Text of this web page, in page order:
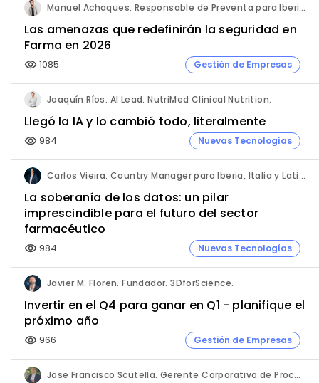
Manuel Achaques. Responsable de Preventa para Iberia, Italia y Latinoamérica. Hornetsecurity.
Las amenazas que redefinirán la seguridad en
Farma en 2026
visibility 1085 Gestión de Empresas
Joaquín Ríos. AI Lead. NutriMed Clinical Nutrition.
Llegó la IA y lo cambió todo, literalmente
visibility 984 Nuevas Tecnologías
Carlos Vieira. Country Manager para Iberia, Italia y Latinoamérica. Hornetsecurity.
La soberanía de los datos: un pilar
imprescindible para el futuro del sector
farmacéutico
visibility 984 Nuevas Tecnologías
Javier M. Floren. Fundador. 3DforScience.
Invertir en el Q4 para ganar en Q1 - planifique el
próximo año
visibility 966 Gestión de Empresas
Jose Francisco Scutella. Gerente Corporativo de Procesos & Control Interno. Adium Pharma.